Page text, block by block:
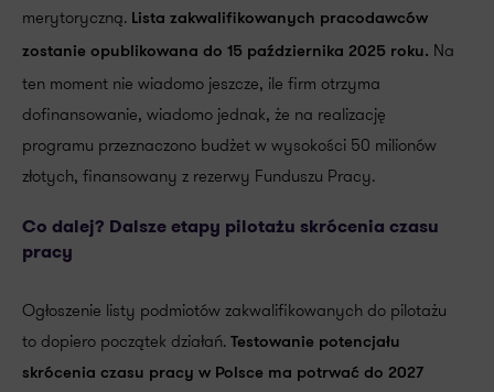
merytoryczną. Lista zakwalifikowanych pracodawców
zostanie opublikowana do 15 października 2025 roku. Na
ten moment nie wiadomo jeszcze, ile firm otrzyma
dofinansowanie, wiadomo jednak, że na realizację
programu przeznaczono budżet w wysokości 50 milionów
złotych, finansowany z rezerwy Funduszu Pracy.
Co dalej? Dalsze etapy pilotażu skrócenia czasu
pracy
Ogłoszenie listy podmiotów zakwalifikowanych do pilotażu
to dopiero początek działań. Testowanie potencjału
skrócenia czasu pracy w Polsce ma potrwać do 2027